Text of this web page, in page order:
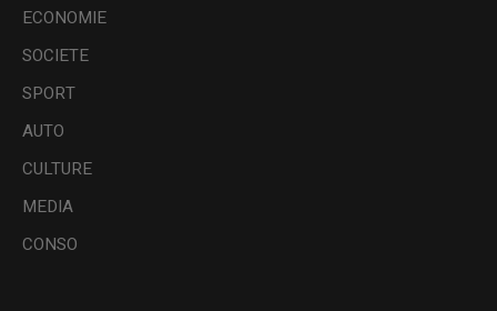
ECONOMIE
SOCIETE
SPORT
AUTO
CULTURE
MEDIA
CONSO